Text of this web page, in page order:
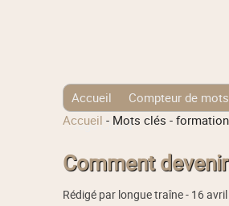
Accueil Compteur de mots
Tags Cloud
Accueil - Mots clés - formation
Comment
Rédigé par longue traîne - 16